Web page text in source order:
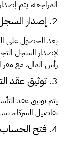
المراجعة، يتم
2. إصدار السجل التجاري:
بعد الحصول على
لإصدار السجل
رأس المال، مع مقر
3. توثيق عقد التأسيس:
يتم توثيق عقد
تفاصيل الشركاء،
4. فتح الحساب البنكي وإصدار الرخصة النهائية: